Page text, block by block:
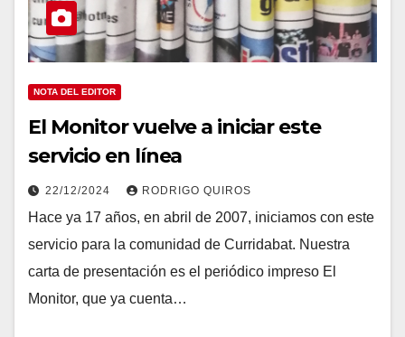
NOTA DEL EDITOR
El Monitor vuelve a iniciar este
servicio en línea
22/12/2024 RODRIGO QUIROS
Hace ya 17 años, en abril de 2007, iniciamos con este
servicio para la comunidad de Curridabat. Nuestra
carta de presentación es el periódico impreso El
Monitor, que ya cuenta…